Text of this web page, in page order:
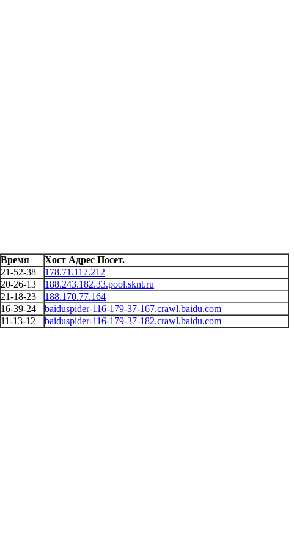
Время
Хост Адрес Посет.
21-52-38
178.71.117.212
20-26-13
188.243.182.33.pool.sknt.ru
21-18-23
188.170.77.164
16-39-24
baiduspider-116-179-37-167.crawl.baidu.com
11-13-12 baiduspider-116-179-37-182.crawl.baidu.com